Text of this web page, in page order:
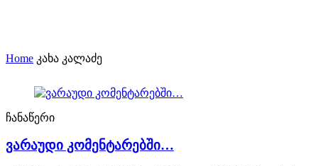
Home კახა კალაძე
ჩანაწერი
ვარაუდი კომენტარებში…